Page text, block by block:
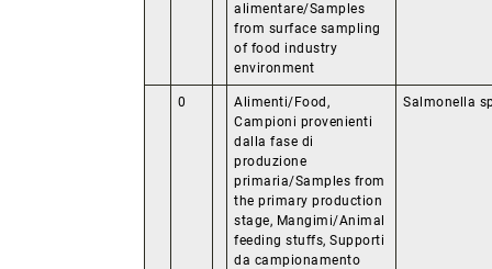
alimentare/Samples
from surface sampling
of food industry
environment
0
Alimenti/Food,
Campioni provenienti
dalla fase di
produzione
primaria/Samples from
the primary production
stage, Mangimi/Animal
feeding stuffs, Supporti
da campionamento
Salmonella